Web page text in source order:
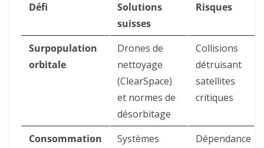
Défi
Solutions
suisses
Risques
Surpopulation
orbitale
Drones de
nettoyage
(ClearSpace)
et normes de
désorbitage
Collisions
détruisant
satellites
critiques
Consommation
Systèmes
Dépendance